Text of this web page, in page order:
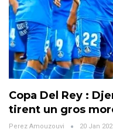
Copa Del Rey :
tirent un gros
Perez Amouzouvi 20 Jan